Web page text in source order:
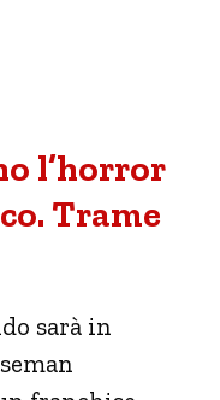
l’horror
Trame
sarà in